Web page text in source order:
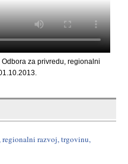
Odbora za privredu, regionalni
regionalni razvoj, trgovinu,